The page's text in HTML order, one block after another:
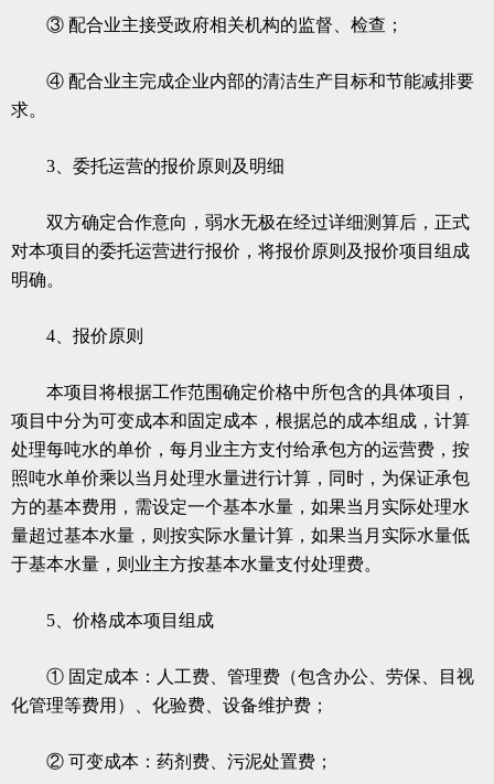
③ 配合业主接受政府相关机构的监督、检查；
④ 配合业主完成企业内部的清洁生产目标和节能减排要
求。
3、委托运营的报价原则及明细
双方确定合作意向， 弱水无极在经过详细测算后，正式
对本项目的委托运营进行报价，将报价原则及报价项目组成
明确。
4、报价原则
本项目将根据工作范围确定价格中所包含的具体项目，
项目中分为可变成本和固定成本，根据总的成本组成，计算
处理每吨水的单价，每月业主方支付给承包方的运营费，按
照吨水单价乘以当月处理水量进行计算，同时，为保证承包
方的基本费用，需设定一个基本水量，如果当月实际处理水
量超过基本水量，则按实际水量计算，如果当月实际水量低
于基本水量，则业主方按基本水量支付处理费。
5、价格成本项目组成
① 固定成本：人工费、管理费（包含办公、劳保、目视
化管理等费用）、化验费、设备维护费；
② 可变成本：药剂费、污泥处置费；